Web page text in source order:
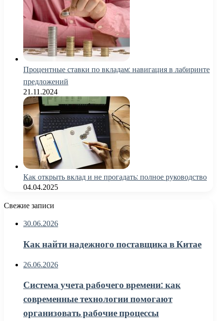
Процентные ставки по вкладам: навигация в лабиринте
предложений
21.11.2024
Как открыть вклад и не прогадать: полное руководство
04.04.2025
Свежие записи
30.06.2026
Как найти надежного поставщика в Китае
26.06.2026
Система учета рабочего времени: как
современные технологии помогают
организовать рабочие процессы